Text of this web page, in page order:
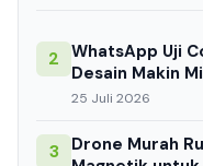
2 WhatsApp Uji
Desain Makin
25 Juli 2026
3
Drone Murah